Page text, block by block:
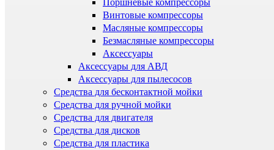
Поршневые компрессоры
Винтовые компрессоры
Масляные компрессоры
Безмасляные компрессоры
Аксессуары
Аксессуары для АВД
Аксессуары для пылесосов
Средства для бесконтактной мойки
Средства для ручной мойки
Средства для двигателя
Средства для дисков
Средства для пластика